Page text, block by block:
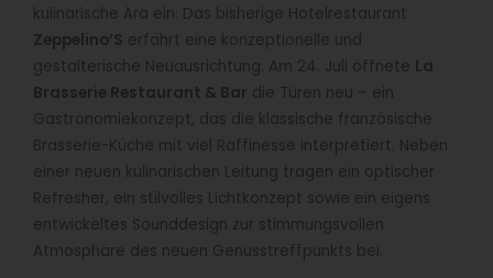
kulinarische Ära ein: Das bisherige Hotelrestaurant
Zeppelino’S erfährt eine konzeptionelle und
gestalterische Neuausrichtung. Am 24. Juli öffnete La
Brasserie Restaurant & Bar die Türen neu – ein
Gastronomiekonzept, das die klassische französische
Brasserie-Küche mit viel Raffinesse interpretiert. Neben
einer neuen kulinarischen Leitung tragen ein optischer
Refresher, ein stilvolles Lichtkonzept sowie ein eigens
entwickeltes Sounddesign zur stimmungsvollen
Atmosphäre des neuen Genusstreffpunkts bei.